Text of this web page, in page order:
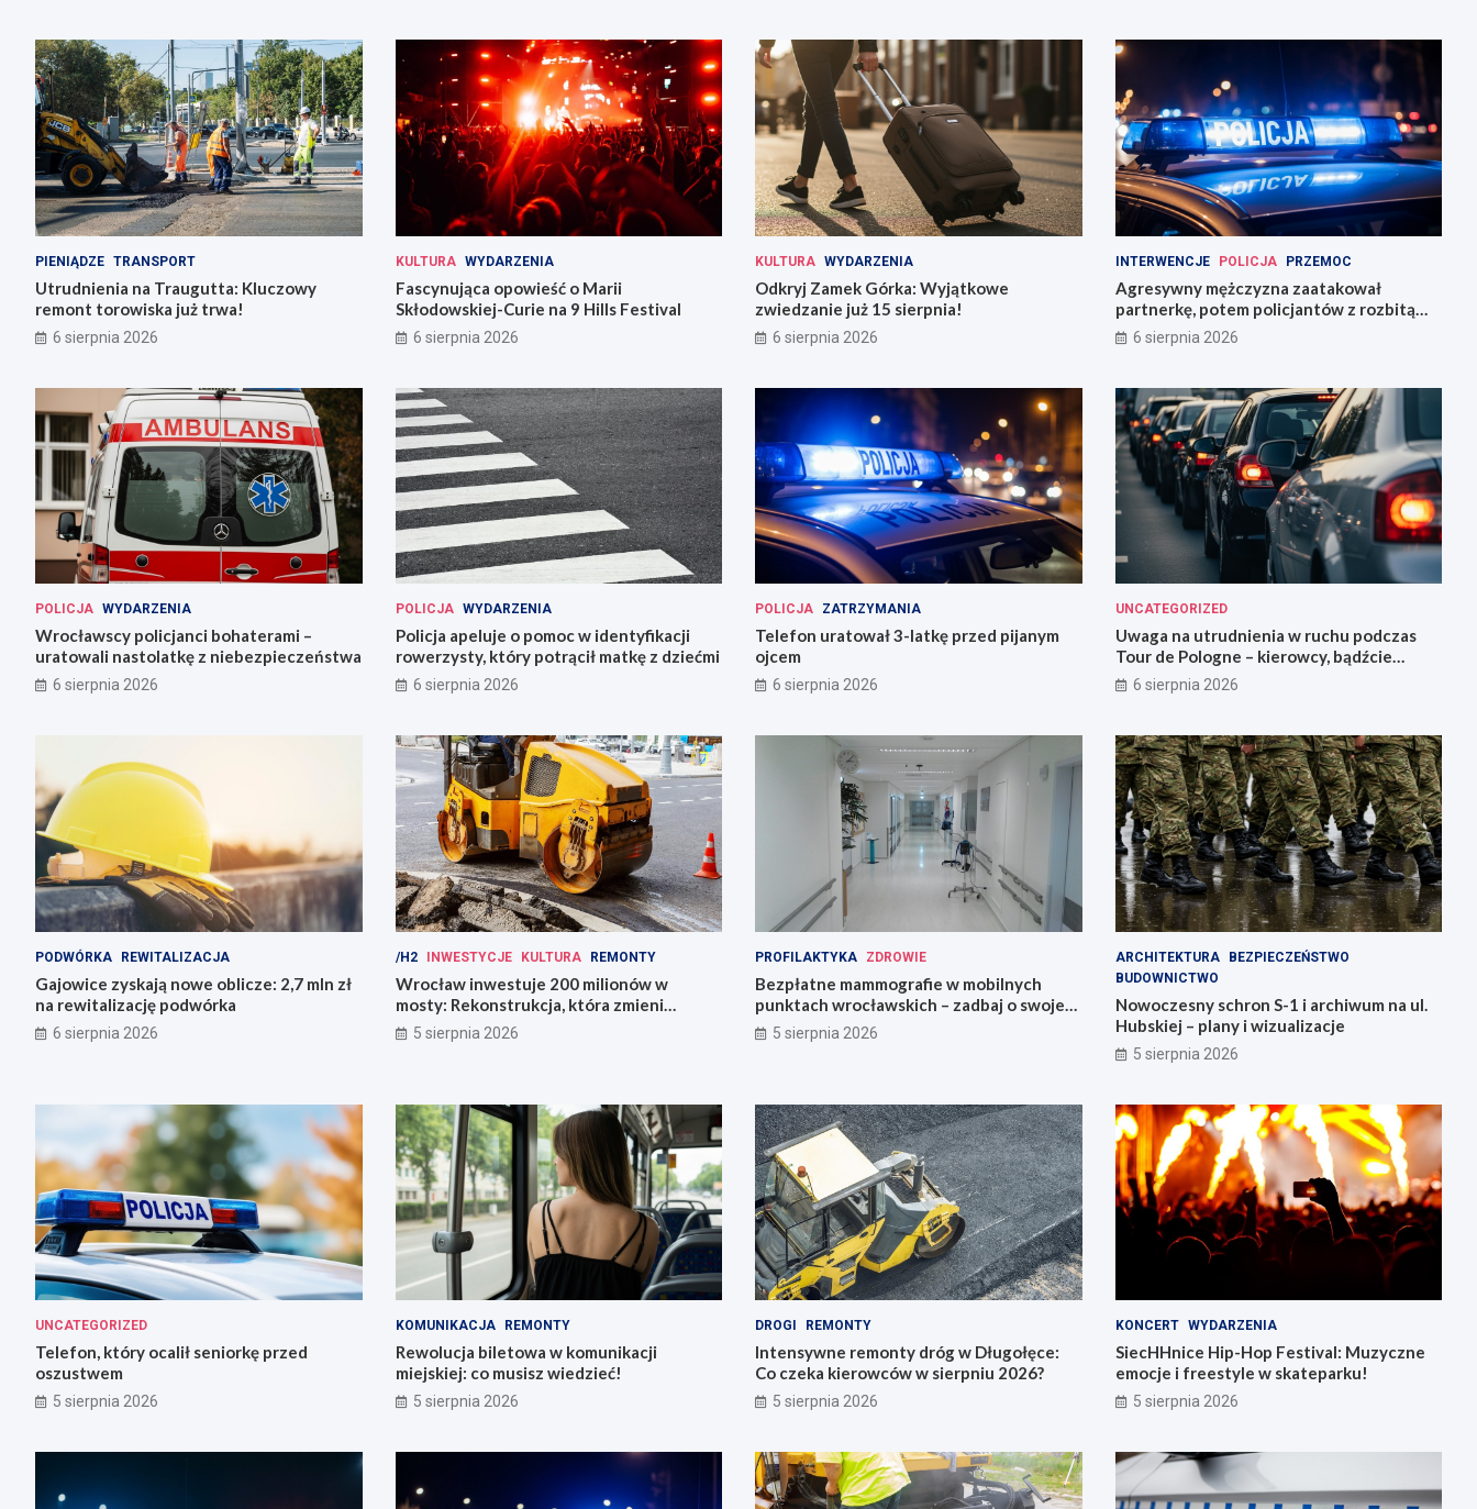
PIENIĄDZE TRANSPORT
Utrudnienia na Traugutta: Kluczowy
remont torowiska już trwa!
6 sierpnia 2026
KULTURA WYDARZENIA
Fascynująca opowieść o Marii
Skłodowskiej-Curie na 9 Hills Festival
6 sierpnia 2026
KULTURA WYDARZENIA
Odkryj Zamek Górka: Wyjątkowe
zwiedzanie już 15 sierpnia!
6 sierpnia 2026
INTERWENCJE POLICJA PRZEMOC
Agresywny mężczyzna zaatakował
partnerkę, potem policjantów z rozbitą
butelką
6 sierpnia 2026
POLICJA WYDARZENIA
Wrocławscy policjanci bohaterami –
uratowali nastolatkę z niebezpieczeństwa
6 sierpnia 2026
POLICJA WYDARZENIA
Policja apeluje o pomoc w identyfikacji
rowerzysty, który potrącił matkę z dziećmi
6 sierpnia 2026
POLICJA ZATRZYMANIA
Telefon uratował 3-latkę przed pijanym
ojcem
6 sierpnia 2026
UNCATEGORIZED
Uwaga na utrudnienia w ruchu podczas
Tour de Pologne – kierowcy, bądźcie
przygotowani!
6 sierpnia 2026
PODWÓRKA REWITALIZACJA
Gajowice zyskają nowe oblicze: 2,7 mln zł
na rewitalizację podwórka
6 sierpnia 2026
/H2 INWESTYCJE KULTURA REMONTY
Wrocław inwestuje 200 milionów w
mosty: Rekonstrukcja, która zmieni
miasto!
5 sierpnia 2026
PROFILAKTYKA ZDROWIE
Bezpłatne mammografie w mobilnych
punktach wrocławskich – zadbaj o swoje
zdrowie!
5 sierpnia 2026
ARCHITEKTURA
BEZPIECZEŃSTWO
BUDOWNICTWO
Nowoczesny schron S-1 i archiwum na ul.
Hubskiej – plany i wizualizacje
5 sierpnia 2026
UNCATEGORIZED
Telefon, który ocalił seniorkę przed
oszustwem
5 sierpnia 2026
KOMUNIKACJA REMONTY
Rewolucja biletowa w komunikacji
miejskiej: co musisz wiedzieć!
5 sierpnia 2026
DROGI REMONTY
Intensywne remonty dróg w Długołęce:
Co czeka kierowców w sierpniu 2026?
5 sierpnia 2026
KONCERT WYDARZENIA
SiecHHnice Hip-Hop Festival: Muzyczne
emocje i freestyle w skateparku!
5 sierpnia 2026